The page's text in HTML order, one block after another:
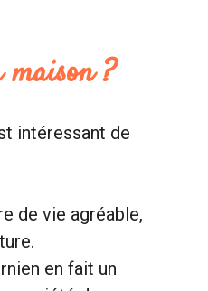
?
intéressant de
de vie agréable,
en fait un